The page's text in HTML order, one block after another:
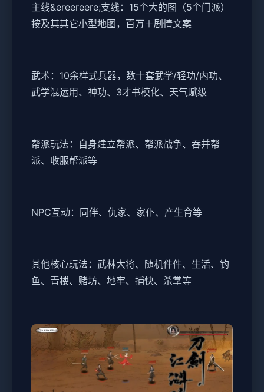
主线&ereereere;支线：15个大的图（5个门派）
按及其其它小型地图，百万＋剧情文案
武术：10余样式兵器，数十套武学/轻功/内功、
武学混运用、神功、3才书模化、天气赋级
帮派玩法：自身建立帮派、帮派战争、吞并帮
派、收服帮派等
NPC互动：同伴、仇家、家仆、产生育等
其他核心玩法：武林大将、随机件件、生活、钓
鱼、青楼、赌坊、地牢、捕快、杀掌等